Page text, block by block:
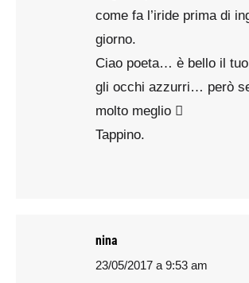
come fa l’iride prima di
giorno.
Ciao poeta… è bello il
gli occhi azzurri… però
molto meglio 
Tappino.
nina
says:
23/05/2017 a 9:53 am